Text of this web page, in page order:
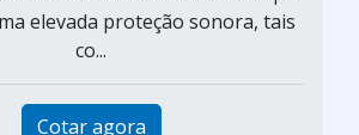
elevada proteção sonora, tais
co...
Cotar agora